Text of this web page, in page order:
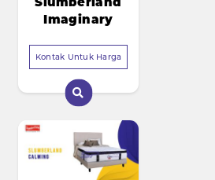
Imaginary
Kontak Untuk Harga